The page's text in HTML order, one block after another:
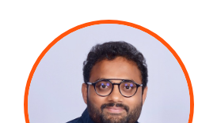
Business
Técnico